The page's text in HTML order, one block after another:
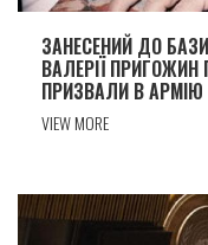
ЗАНЕСЕНИЙ ДО
ВАЛЕРІЇ
ПРИЗВАЛИ В
VIEW MORE